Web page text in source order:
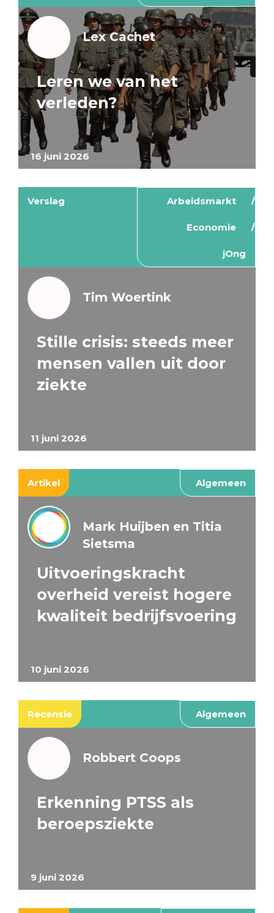
16 juni 2026
Lex Cachet
Leren we van het
verleden?
Verslag Arbeidsmarkt
Economie
jOng
11 juni 2026
Tim Woertink
Stille crisis: steeds meer
mensen vallen uit door
ziekte
Artikel Algemeen
10 juni 2026
Mark Huijben en Titia
Sietsma
Uitvoeringskracht
overheid vereist hogere
kwaliteit bedrijfsvoering
Recensie Algemeen
9 juni 2026
Robbert Coops
Erkenning PTSS als
beroepsziekte